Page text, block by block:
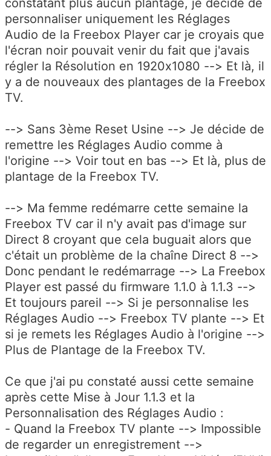
constatant plus aucun plantage, je décide de
personnaliser uniquement les Réglages
Audio de la Freebox Player car je croyais que
l'écran noir pouvait venir du fait que j'avais
régler la Résolution en 1920x1080 --> Et là, il
y a de nouveaux des plantages de la Freebox
TV.
--> Sans 3ème Reset Usine --> Je décide de
remettre les Réglages Audio comme à
l'origine --> Voir tout en bas --> Et là, plus de
plantage de la Freebox TV.
--> Ma femme redémarre cette semaine la
Freebox TV car il n'y avait pas d'image sur
Direct 8 croyant que cela buguait alors que
c'était un problème de la chaîne Direct 8 -->
Donc pendant le redémarrage --> La Freebox
Player est passé du firmware 1.1.0 à 1.1.3 -->
Et toujours pareil --> Si je personnalise les
Réglages Audio --> Freebox TV plante --> Et
si je remets les Réglages Audio à l'origine -->
Plus de Plantage de la Freebox TV.
Ce que j'ai pu constaté aussi cette semaine
après cette Mise à Jour 1.1.3 et la
Personnalisation des Réglages Audio :
- Quand la Freebox TV plante --> Impossible
de regarder un enregistrement -->